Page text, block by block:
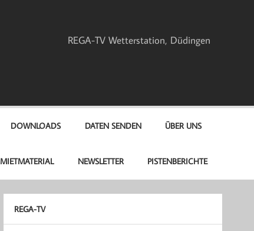
REGA-TV Wetterstation, Düdingen
DOWNLOADS DATEN SENDEN ÜBER UNS
MIETMATERIAL NEWSLETTER PISTENBERICHTE
REGA-TV